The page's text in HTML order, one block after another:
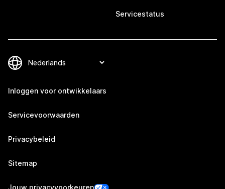
Servicestatus
Inloggen voor ontwikkelaars
Servicevoorwaarden
Privacybeleid
Sitemap